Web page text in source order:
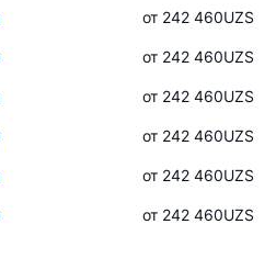
от 242 460UZS
от 242 460UZS
от 242 460UZS
от 242 460UZS
от 242 460UZS
от 242 460UZS